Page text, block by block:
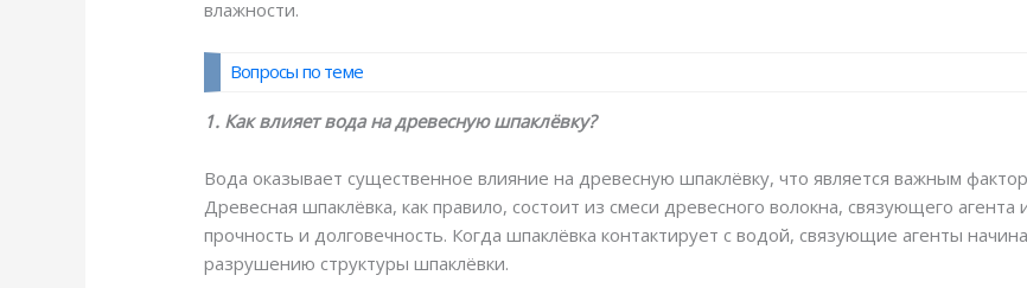
влажности.
Вопросы по теме
1. Как влияет вода на древесную шпаклёвку?
Вода оказывает существенное влияние на древесную шпаклёвку, что является важным
Древесная шпаклёвка, как правило, состоит из смеси древесного волокна, связующего
прочность и долговечность. Когда шпаклёвка контактирует с водой, связующие агенты
разрушению структуры шпаклёвки.